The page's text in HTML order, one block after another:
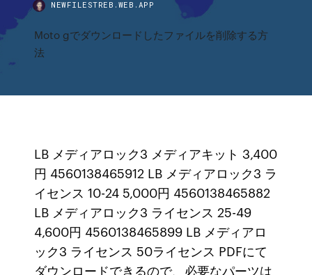
NEWFILESTREB.WEB.APP
Moto gでダウンロードしたファイルを削除する方
法
LB メディアロック3 メディアキット 3,400
円 4560138465912 LB メディアロック3 ラ
イセンス 10-24 5,000円 4560138465882
LB メディアロック3 ライセンス 25-49
4,600円 4560138465899 LB メディアロ
ック3 ライセンス 50ライセンス PDFにて
ダウンロードできるので、必要なパーツは